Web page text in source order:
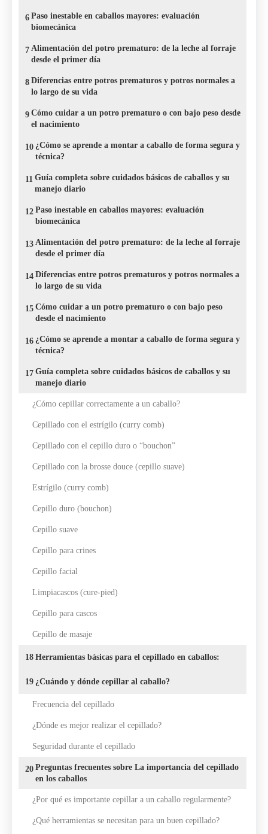
6 Paso inestable en caballos mayores: evaluación
biomecánica
7 Alimentación del potro prematuro: de la leche al forraje
desde el primer día
8 Diferencias entre potros prematuros y potros normales a
lo largo de su vida
9 Cómo cuidar a un potro prematuro o con bajo peso desde
el nacimiento
10 ¿Cómo se aprende a montar a caballo de forma segura y
técnica?
11 Guía completa sobre cuidados básicos de caballos y su
manejo diario
12 Paso inestable en caballos mayores: evaluación
biomecánica
13 Alimentación del potro prematuro: de la leche al forraje
desde el primer día
14 Diferencias entre potros prematuros y potros normales a
lo largo de su vida
15 Cómo cuidar a un potro prematuro o con bajo peso
desde el nacimiento
16 ¿Cómo se aprende a montar a caballo de forma segura y
técnica?
17 Guía completa sobre cuidados básicos de caballos y su
manejo diario
¿Cómo cepillar correctamente a un caballo?
Cepillado con el estrígilo (curry comb)
Cepillado con el cepillo duro o “bouchon”
Cepillado con la brosse douce (cepillo suave)
Estrígilo (curry comb)
Cepillo duro (bouchon)
Cepillo suave
Cepillo para crines
Cepillo facial
Limpiacascos (cure-pied)
Cepillo para cascos
Cepillo de masaje
18 Herramientas básicas para el cepillado en caballos:
19 ¿Cuándo y dónde cepillar al caballo?
Frecuencia del cepillado
¿Dónde es mejor realizar el cepillado?
Seguridad durante el cepillado
20 Preguntas frecuentes sobre La importancia del cepillado
en los caballos
¿Por qué es importante cepillar a un caballo regularmente?
¿Qué herramientas se necesitan para un buen cepillado?